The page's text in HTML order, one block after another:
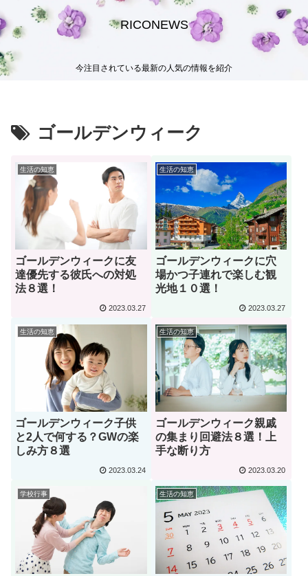
RICONEWS
今注目されている最新の人気の情報を紹介
ゴールデンウィーク
生活の知恵
ゴールデンウィークに友
達優先する彼氏への対処
法８選！
2023.03.27
生活の知恵
ゴールデンウィークに穴
場かつ子連れで楽しむ観
光地１０選！
2023.03.27
生活の知恵
ゴールデンウィーク子供
と2人で何する？GWの楽
しみ方８選
2023.03.24
生活の知恵
ゴールデンウィーク親戚
の集まり回避法８選！上
手な断り方
2023.03.20
学校行事 生活の知恵